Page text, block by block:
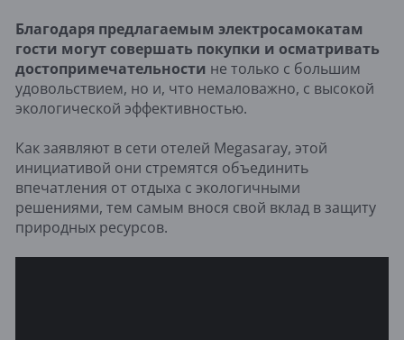
Благодаря предлагаемым электросамокатам
гости могут совершать покупки и осматривать
достопримечательности не только с большим
удовольствием, но и, что немаловажно, с высокой
экологической эффективностью.
Как заявляют в сети отелей Megasaray, этой
инициативой они стремятся объединить
впечатления от отдыха с экологичными
решениями, тем самым внося свой вклад в защиту
природных ресурсов.